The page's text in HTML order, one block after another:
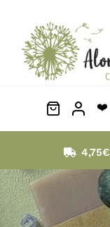
contenido
Cabello
❤️
4,75€